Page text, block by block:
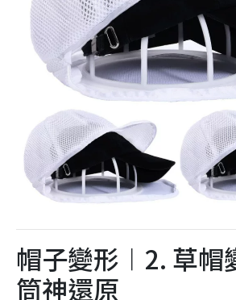
帽子變形︱2. 草帽
筒神還原